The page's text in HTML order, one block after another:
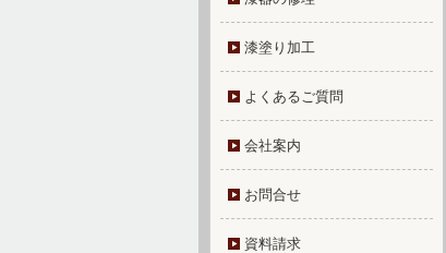
漆塗り加工
よくあるご質問
会社案内
お問合せ
資料請求